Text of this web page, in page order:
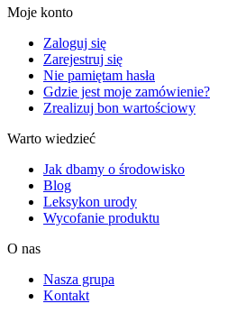
Moje konto
Zaloguj się
Zarejestruj się
Nie pamiętam hasła
Gdzie jest moje zamówienie?
Zrealizuj bon wartościowy
Warto wiedzieć
Jak dbamy o środowisko
Blog
Leksykon urody
Wycofanie produktu
O nas
Nasza grupa
Kontakt